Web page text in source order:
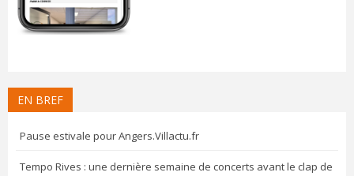
EN BREF
Pause estivale pour Angers.Villactu.fr
Tempo Rives : une dernière semaine de concerts avant le clap de